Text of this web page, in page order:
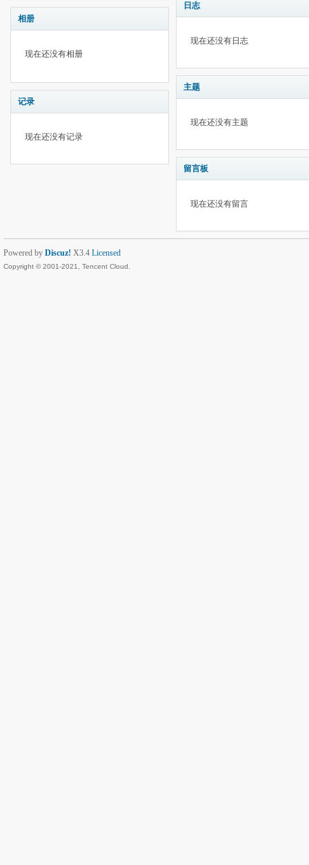
相册
现在还没有相册
记录
现在还没有记录
日志
现在还没有日志
主题
现在还没有主题
留言板
现在还没有留言
Powered by Discuz! X3.4 Licensed
Copyright © 2001-2021, Tencent Cloud.